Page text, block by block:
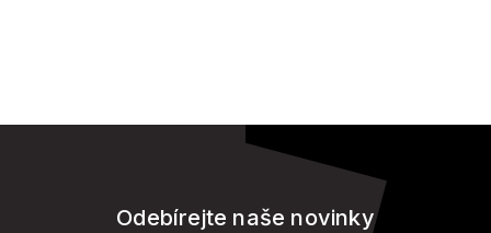
Odebírejte naše novinky